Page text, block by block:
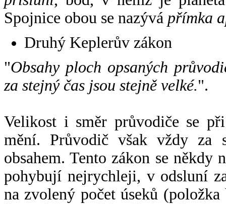
Spojnice obou se nazývá přímka
Druhý Keplerův zákon
"Obsahy ploch opsaných
za stejný čas jsou stejně velké.".
Velikost i směr průvodiče se
mění. Průvodič však vždy za
obsahem. Tento zákon se někdy
pohybují nejrychleji, v odsluní
na zvolený počet úseků